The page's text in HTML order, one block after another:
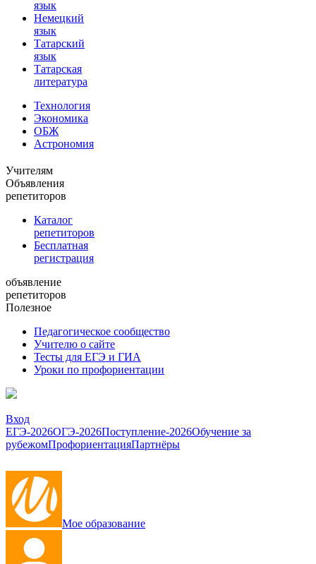
язык
Немецкий
язык
Татарский
язык
Татарская
литература
Технология
Экономика
ОБЖ
Астрономия
Учителям
Объявления
репетиторов
Каталог
репетиторов
Бесплатная
регистрация
объявление
репетиторов
Полезное
Педагогическое сообщество
Учителю о сайте
Тесты для ЕГЭ и ГИА
Уроки по профориентации
Вход
ЕГЭ-2026ОГЭ-2026Поступление-2026Обучение за
рубежомПрофориентацияПартнёры
Мое образование